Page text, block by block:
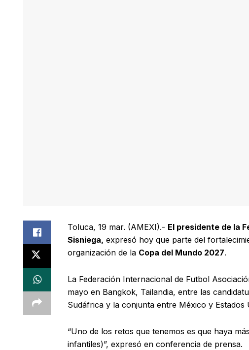
Toluca, 19 mar. (AMEXI).- El presidente de la
Sisniega, expresó hoy que parte del
organización de la Copa del Mundo 2027.
La Federación Internacional de Futbol
mayo en Bangkok, Tailandia, entre las
Sudáfrica y la conjunta entre México y Estados
“Uno de los retos que tenemos es que haya
infantiles)”, expresó en conferencia de prensa.